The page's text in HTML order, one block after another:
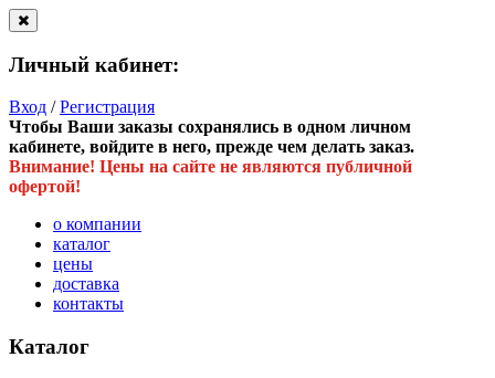
Личный кабинет:
Вход /Регистрация
Чтобы Ваши заказы сохранялись в одном личном
кабинете, войдите в него, прежде чем делать заказ.
Внимание! Цены на сайте не являются публичной
офертой!
о компании
каталог
цены
доставка
контакты
Каталог